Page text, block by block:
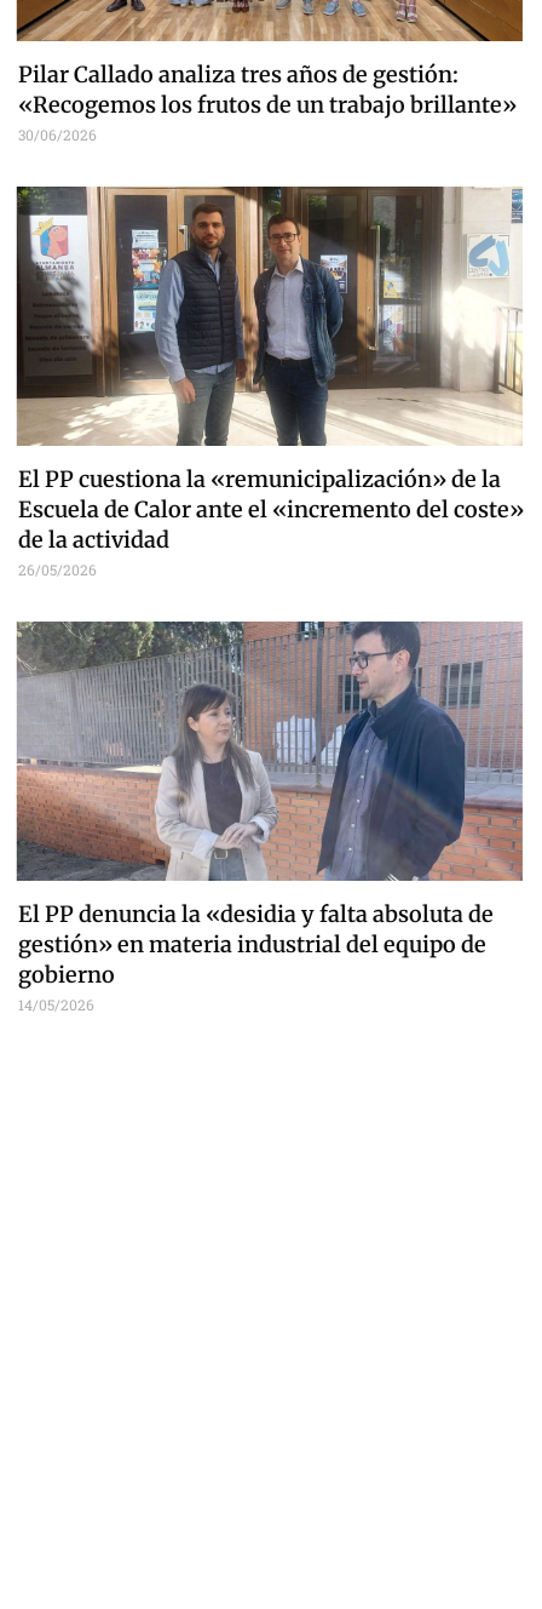
Pilar Callado analiza tres años de gestión:
«Recogemos los frutos de un trabajo brillante»
30/06/2026
El PP cuestiona la «remunicipalización» de la
Escuela de Calor ante el «incremento del coste»
de la actividad
26/05/2026
El PP denuncia la «desidia y falta absoluta de
gestión» en materia industrial del equipo de
gobierno
14/05/2026